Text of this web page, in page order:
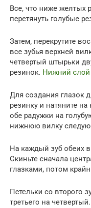
Все, что ниже желтых
перетянуть голубые
Затем, перекрутите
все зубья верхней
четвертый штырьки
резинок. Нижний слой
Для создания глазок
резинку и натяните
обе радужки на
нижнюю вилку
На каждый зуб обеих
Скиньте сначала
глазками, потом
Петельки со второго
третьего на